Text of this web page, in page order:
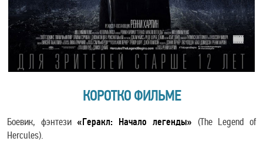
КОРОТКО ФИЛЬМЕ
Боевик, фэнтези «Геракл: Начало легенды» (The Legend of
Hercules).